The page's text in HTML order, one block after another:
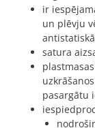
ir
un plēvju
satura
pasargātu